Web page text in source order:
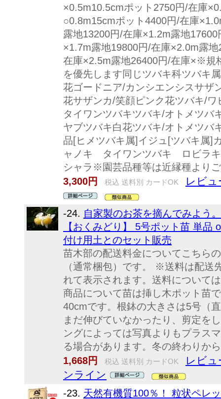
×0.5m10.5cmポット2750円/在庫
○0.8m15cmポット4400円/在庫
露地13200円/在庫×1.2m露地
×1.7m露地19800円/在庫×2.0m露
在庫×2.5m露地26400円/在庫×※規
を優先します同じツバキ科ツバキ
花ゴードニア/カンシエンシスサザ
花サザンカ/笑顔ピンク花ツバキ/
タイワンツバキツバキ/オトメツバ
ヤブツバキ白花ツバキ/オトメツバ
品[ヒメツバキ属]イジュ[ツバキ
ャノキ タイワンツバキ ロビラ
シャラ※園芸品種等は近縁種より
3,300円
税込 送料別 カードOK レビュ
-24. 自家製のお茶を摘んでみよう
【おくみどり】 5号ポット苗 単
付け用土とのセット販売
苗木部の配送料金についてこちら
（通常梱包）です。 ※送料は配送
れて表示されます。送料について
商品について苗は挿し木ポット苗
40cmです。根鉢の大きさは5号（
まだ伸びていなかったり、剪定を
ングによっては写真よりもプラス
る場合があります。冬の終わりか
1,668円
税込 送料別 カードOK
レビュ
ンライン
-23. 天然有機質100％！ 粒状ペレ